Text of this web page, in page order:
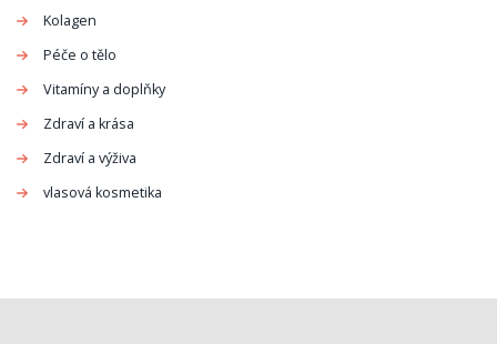
Kolagen
Péče o tělo
Vitamíny a doplňky
Zdraví a krása
Zdraví a výživa
vlasová kosmetika